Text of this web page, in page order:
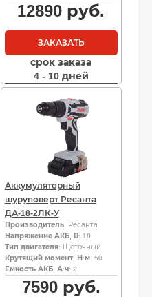
12890 руб.
ЗАКАЗАТЬ
срок заказа
4 - 10 дней
Аккумуляторный
шуруповерт Ресанта
ДА-18-2ЛК-У
Производитель: Ресанта
Напряжение АКБ, В: 18
Тип двигателя: Щеточный
Крутящий момент, Н·м: 50
Емкость АКБ, А·ч: 2
7590руб.